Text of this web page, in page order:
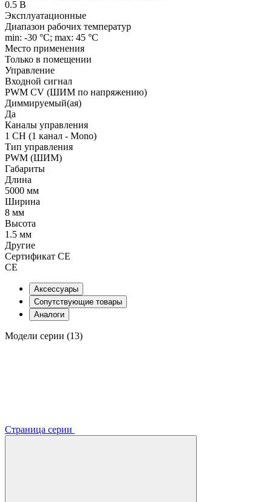
0.5 В
Эксплуатационные
Диапазон рабочих температур
min: -30 °C; max: 45 °C
Место применения
Только в помещении
Управление
Входной сигнал
PWM СV (ШИМ по напряжению)
Диммируемый(ая)
Да
Каналы управления
1 CH (1 канал - Mono)
Тип управления
PWM (ШИМ)
Габариты
Длина
5000 мм
Ширина
8 мм
Высота
1.5 мм
Другие
Сертификат CE
CE
Аксессуары
Сопутствующие товары
Аналоги
Модели серии (13)
Страница серии